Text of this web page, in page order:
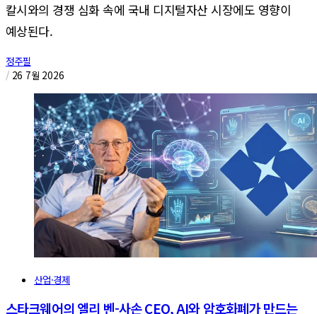
칼시와의 경쟁 심화 속에 국내 디지털자산 시장에도 영향이
예상된다.
정주필
/ 26 7월 2026
산업·경제
스타크웨어의 엘리 벤-사손 CEO, AI와 암호화폐가 만드는